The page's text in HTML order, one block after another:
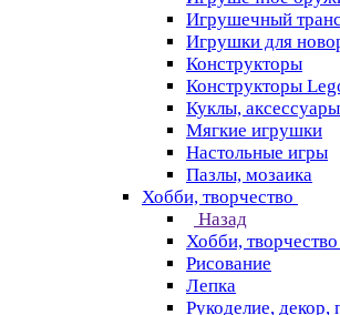
Игрушечный
Игрушки для
Конструкторы
Конструкторы
Куклы, аксессуары
Мягкие игрушки
Настольные игры
Пазлы, мозаика
Хобби, творчество
Назад
Хобби, творчество
Рисование
Лепка
Рукоделие, декор,